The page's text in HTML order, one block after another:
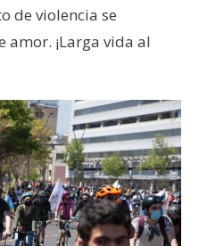
de violencia se
¡Larga vida al